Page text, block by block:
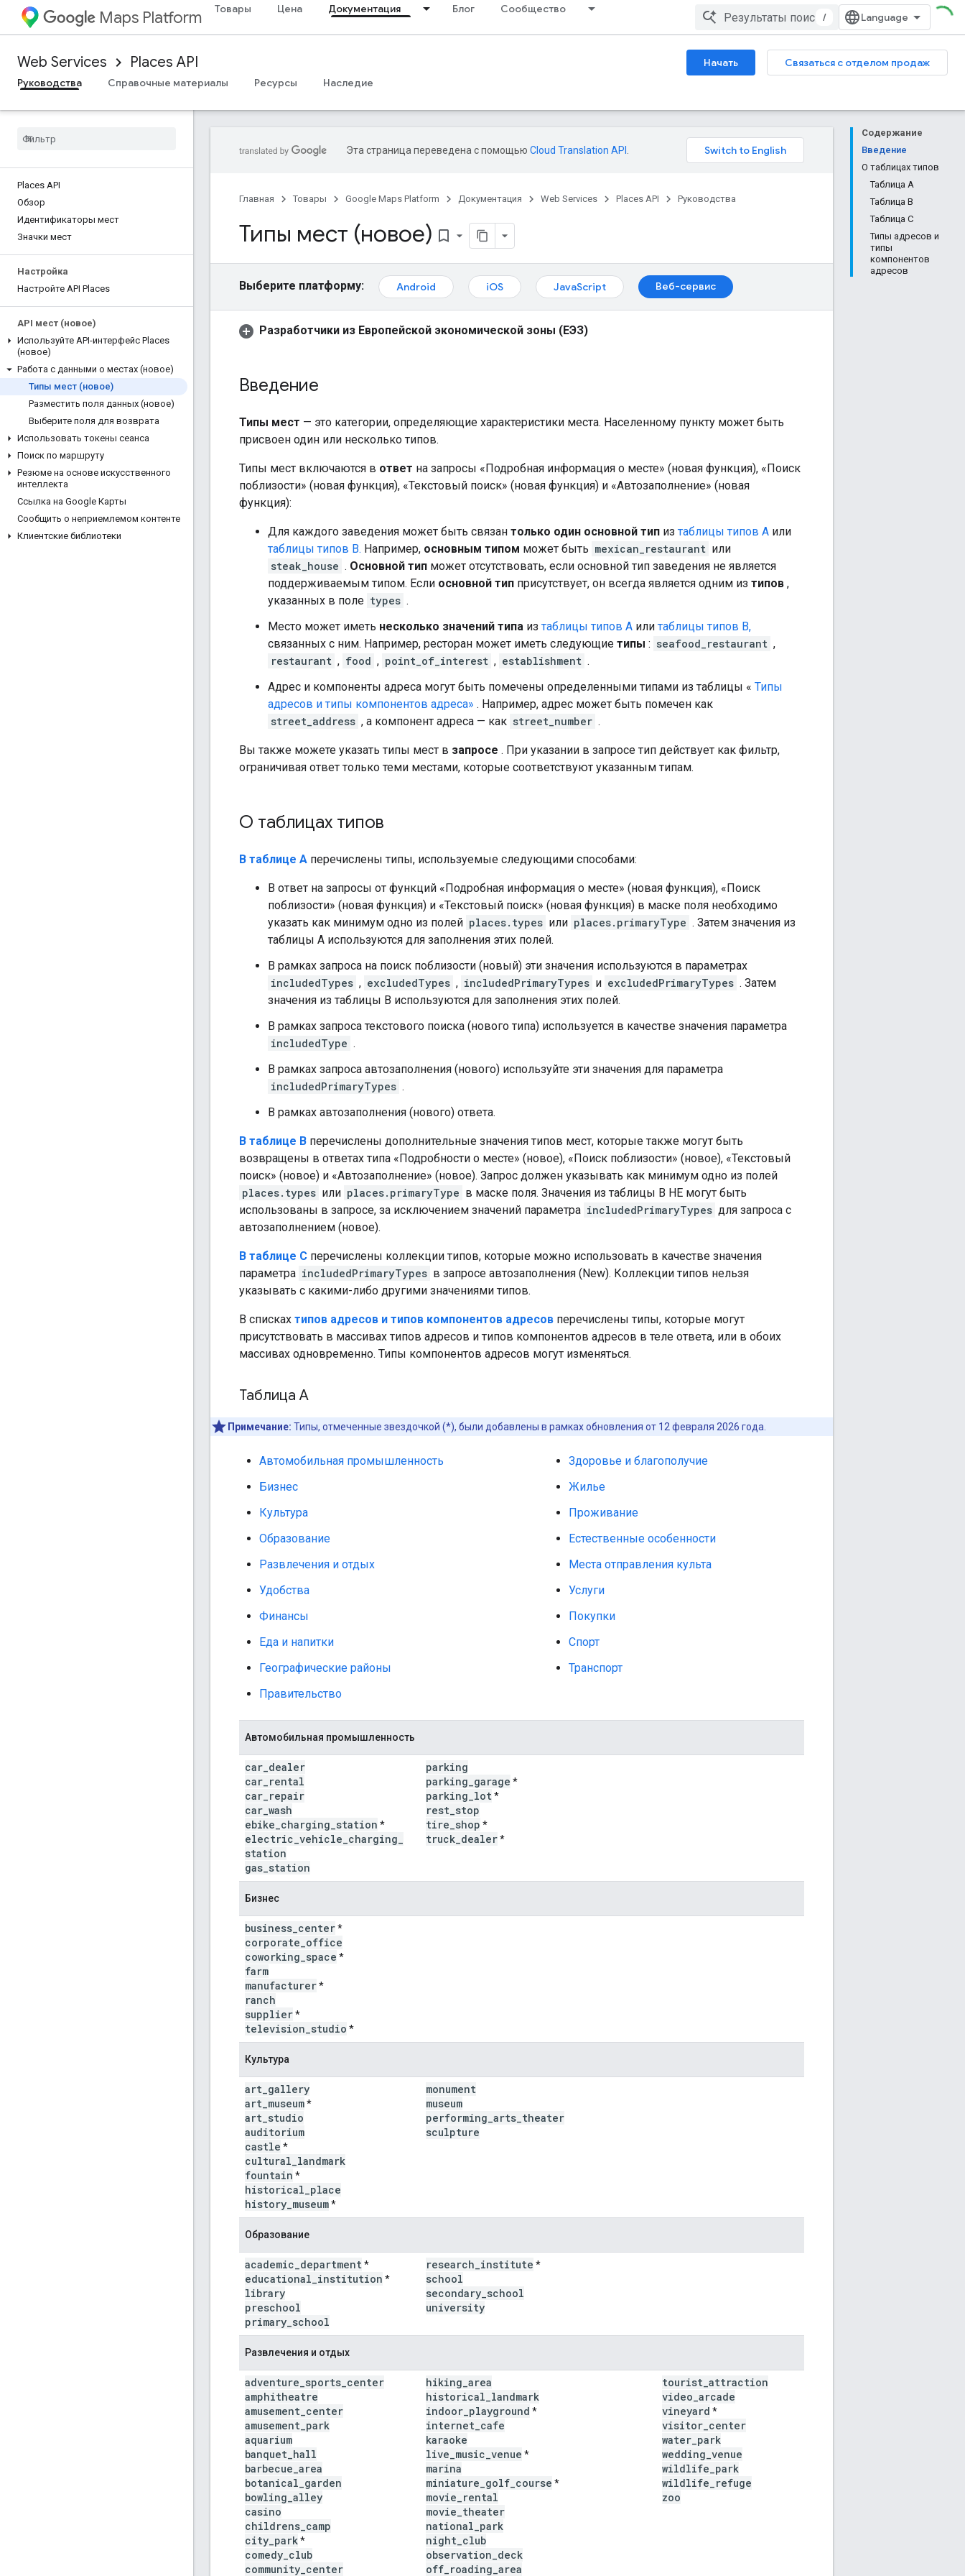
Maps Platform Товары Цена Документация Блог Сообщество
/
Web Services Places API Начать
Связаться с отделом продаж
Руководства
Справочные материалы Ресурсы Наследие
Places API
Обзор
Идентификаторы мест
Значки мест
Настройка
Настройте API Places
API мест (новое)
Используйте API-интерфейс Places
(новое)
Работа с данными о местах (новое)
Типы мест (новое)
Разместить поля данных (новое)
Выберите поля для возврата
Использовать токены сеанса
Поиск по маршруту
Резюме на основе искусственного
интеллекта
Ссылка на Google Карты
Сообщить о неприемлемом контенте
Клиентские библиотеки
Содержание
Введение
О таблицах типов
Таблица А
Таблица B
Таблица C
Типы адресов и
типы
компонентов
адресов
Эта страница переведена с помощью Cloud Translation API
Главная Товары Google Maps Platform Документация Web Services Places API Руководства
Типы мест (новое) bookmark_border
Выберите платформу: Android iOS JavaScript Веб-сервис
Разработчики из Европейской экономической зоны (ЕЭЗ)
Введение
Типы мест — это категории, определяющие характеристики места. Населенному пункту может быть
присвоен один или несколько типов.
Типы мест включаются в ответ на запросы «Подробная информация о месте» (новая функция), «Поиск
поблизости» (новая функция), «Текстовый поиск» (новая функция) и «Автозаполнение» (новая
функция):
Для каждого заведения может быть связан только один основной тип из таблицы типов A или
таблицы типов B. Например, основным типом может быть mexican_restaurant или
steak_house . Основной тип может отсутствовать, если основной тип заведения не является
поддерживаемым типом. Если основной тип присутствует, он всегда является одним из типов ,
указанных в поле types .
Место может иметь несколько значений типа из таблицы типов A или таблицы типов B,
связанных с ним. Например, ресторан может иметь следующие типы : seafood_restaurant ,
restaurant , food , point_of_interest , establishment .
Адрес и компоненты адреса могут быть помечены определенными типами из таблицы « Типы
адресов и типы компонентов адреса» . Например, адрес может быть помечен как
street_address , а компонент адреса — как street_number .
Вы также можете указать типы мест в запросе . При указании в запросе тип действует как фильтр,
ограничивая ответ только теми местами, которые соответствуют указанным типам.
О таблицах типов
В таблице А перечислены типы, используемые следующими способами:
В ответ на запросы от функций «Подробная информация о месте» (новая функция), «Поиск
поблизости» (новая функция) и «Текстовый поиск» (новая функция) в маске поля необходимо
указать как минимум одно из полей places.types или places.primaryType . Затем значения из
таблицы A используются для заполнения этих полей.
В рамках запроса на поиск поблизости (новый) эти значения используются в параметрах
includedTypes , excludedTypes , includedPrimaryTypes и excludedPrimaryTypes . Затем
значения из таблицы B используются для заполнения этих полей.
В рамках запроса текстового поиска (нового типа) используется в качестве значения параметра
includedType .
В рамках запроса автозаполнения (нового) используйте эти значения для параметра
includedPrimaryTypes .
В рамках автозаполнения (нового) ответа.
В таблице B перечислены дополнительные значения типов мест, которые также могут быть
возвращены в ответах типа «Подробности о месте» (новое), «Поиск поблизости» (новое), «Текстовый
поиск» (новое) и «Автозаполнение» (новое). Запрос должен указывать как минимум одно из полей
places.types или places.primaryType в маске поля. Значения из таблицы B НЕ могут быть
использованы в запросе, за исключением значений параметра includedPrimaryTypes для запроса с
автозаполнением (новое).
В таблице C перечислены коллекции типов, которые можно использовать в качестве значения
параметра includedPrimaryTypes в запросе автозаполнения (New). Коллекции типов нельзя
указывать с какими-либо другими значениями типов.
В списках типов адресов и типов компонентов адресов перечислены типы, которые могут
присутствовать в массивах типов адресов и типов компонентов адресов в теле ответа, или в обоих
массивах одновременно. Типы компонентов адресов могут изменяться.
Таблица А
Примечание: Типы, отмеченные звездочкой (*), были добавлены в рамках обновления от 12 февраля 2026 года.
Автомобильная промышленность
Бизнес
Культура
Образование
Развлечения и отдых
Удобства
Финансы
Еда и напитки
Географические районы
Правительство
Здоровье и благополучие
Жилье
Проживание
Естественные особенности
Места отправления культа
Услуги
Покупки
Спорт
Транспорт
Автомобильная промышленность
car dealer
car rental
car repair
car wash
ebike charging station *
electric vehicle charging
station
gas station
parking
parking garage *
parking lot*
rest stop
tire shop *
truck dealer*
Бизнес
business center*
corporate office
coworking space *
farm
manufacturer*
ranch
supplier*
television studio *
Культура
art gallery
art museum*
art studio
auditorium
castle *
cultural landmark
fountain *
historical place
history museum*
monument
museum
performing arts theater
sculpture
Образование
academic department*
educational institution *
library
preschool
primary school
research institute *
school
secondary school
university
Развлечения и отдых
adventure sports center
amphitheatre
amusement center
amusement park
aquarium
banquet hall
barbecue area
botanical garden
bowling alley
casino
childrens camp
city park*
comedy club
community center
hiking area
historical landmark
indoor playground *
internet cafe
karaoke
live music venue *
marina
miniature golf course *
movie rental
movie theater
national park
night club
observation deck
off roading area
tourist attraction
video arcade
vineyard *
visitor center
water park
wedding venue
wildlife park
wildlife refuge
zoo